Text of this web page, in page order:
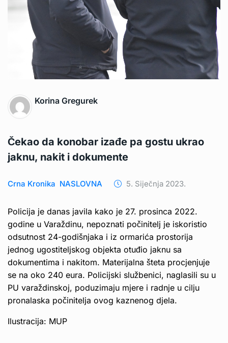
Korina Gregurek
Čekao da konobar izađe pa gostu ukrao
jaknu, nakit i dokumente
Crna Kronika NASLOVNA 5. Siječnja 2023.
Policija je danas javila kako je 27. prosinca 2022.
godine u Varaždinu, nepoznati počinitelj je iskoristio
odsutnost 24-godišnjaka i iz ormarića prostorija
jednog ugostiteljskog objekta otuđio jaknu sa
dokumentima i nakitom. Materijalna šteta procjenjuje
se na oko 240 eura. Policijski službenici, naglasili su u
PU varaždinskoj, poduzimaju mjere i radnje u cilju
pronalaska počinitelja ovog kaznenog djela.
Ilustracija: MUP